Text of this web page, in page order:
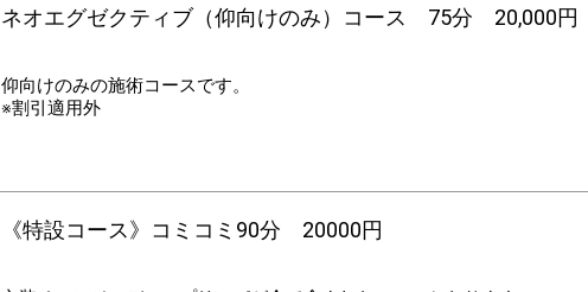
ネオエグゼクティブ（仰向けのみ）コース 75分 20,000円
仰向けのみの施術コースです。
※割引適用外
《特設コース》コミコミ90分 20000円